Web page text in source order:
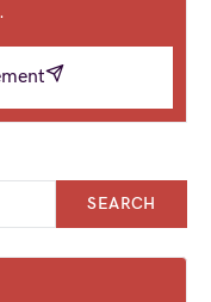
SEARCH